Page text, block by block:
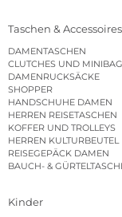
Taschen & Accessoires
DAMENTASCHEN
CLUTCHES UND
DAMENRUCKSÄCKE
SHOPPER
HANDSCHUHE DAMEN
HERREN REISETASCHEN
KOFFER UND TROLLEYS
HERREN KULTURBEUTEL
REISEGEPÄCK DAMEN
BAUCH- &
Kinder